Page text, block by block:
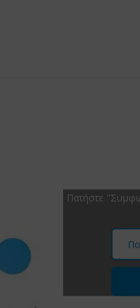
Πατήστε